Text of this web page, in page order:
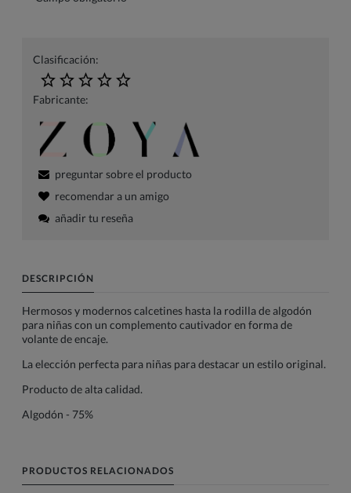
Clasificación:
Fabricante:
preguntar sobre el producto
recomendar a un amigo
añadir tu reseña
DESCRIPCIÓN
Hermosos y modernos calcetines hasta la rodilla de algodón
para niñas con un complemento cautivador en forma de
volante de encaje.
La elección perfecta para niñas para destacar un estilo original.
Producto de alta calidad.
Algodón - 75%
PRODUCTOS RELACIONADOS